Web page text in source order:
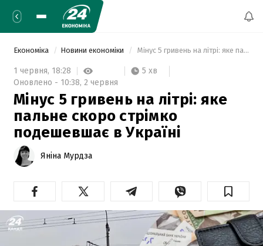
Економіка Новини економіки Мінус 5 гривень на літрі: яке пальне скоро стрімко подешевшає в Україні
1 червня, 18:28
5 хв
Оновлено - 10:38, 2 червня
Мінус 5 гривень на літрі: яке
пальне скоро стрімко
подешевшає в Україні
Яніна Мурдза